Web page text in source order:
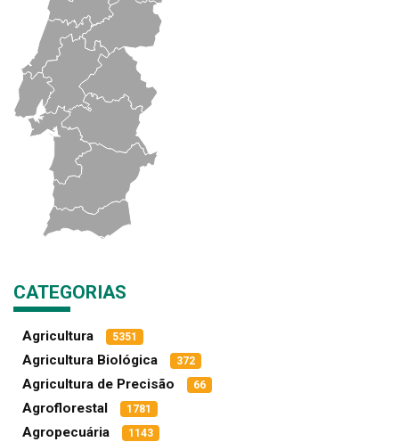
CATEGORIAS
Agricultura 5351
Agricultura Biológica 372
Agricultura de Precisão 66
Agroflorestal 1781
Agropecuária 1143